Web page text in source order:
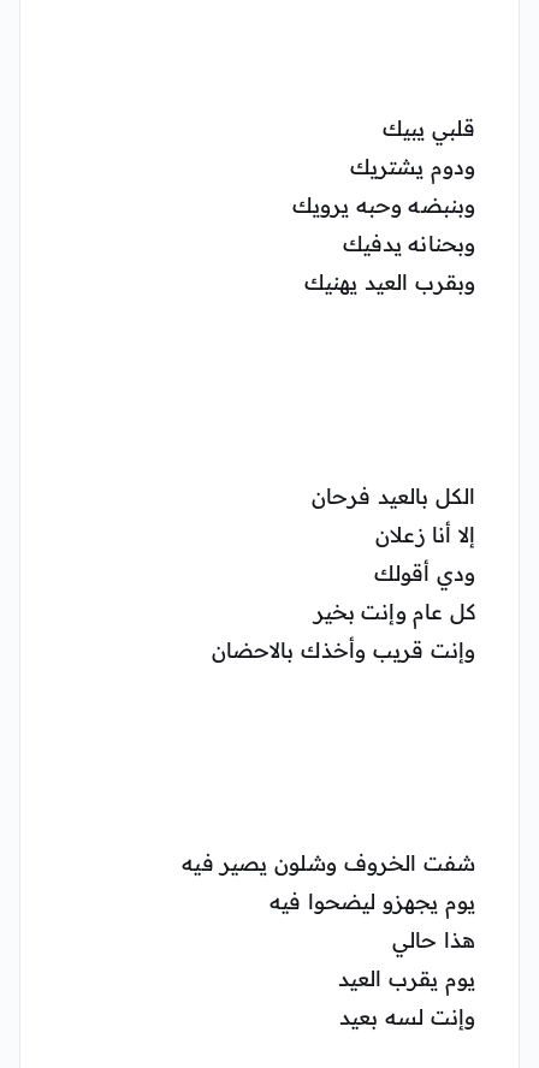
قلبي يبيك
ودوم يشتريك
وبنبضه وحبه يرويك
وبحنانه يدفيك
وبقرب العيد يهنيك
الكل بالعيد فرحان
إلا أنا زعلان
ودي أقولك
كل عام وإنت بخير
وإنت قريب وأخذك بالاحضان
شفت الخروف وشلون يصير فيه
يوم يجهزو ليضحوا فيه
هذا حالي
يوم يقرب العيد
وإنت لسه بعيد